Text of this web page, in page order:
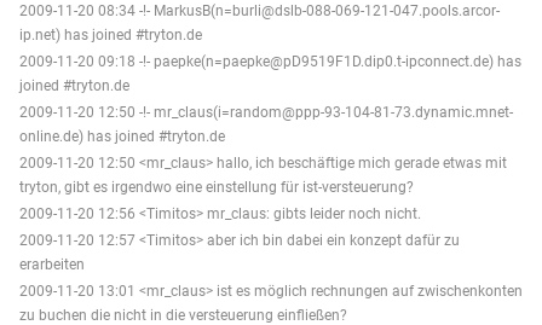
2009-11-20 08:34 -!- MarkusB(n=burli@dslb-088-069-121-047.pools.arcor-
ip.net) has joined #tryton.de
2009-11-20 09:18 -!- paepke(n=paepke@pD9519F1D.dip0.t-ipconnect.de) has
joined #tryton.de
2009-11-20 12:50 -!- mr_claus(i=random@ppp-93-104-81-73.dynamic.mnet-
online.de) has joined #tryton.de
2009-11-20 12:50 <mr_claus> hallo, ich beschäftige mich gerade etwas mit
tryton, gibt es irgendwo eine einstellung für ist-versteuerung?
2009-11-20 12:56 <Timitos> mr_claus: gibts leider noch nicht.
2009-11-20 12:57 <Timitos> aber ich bin dabei ein konzept dafür zu
erarbeiten
2009-11-20 13:01 <mr_claus> ist es möglich rechnungen auf zwischenkonten
zu buchen die nicht in die versteuerung einfließen?